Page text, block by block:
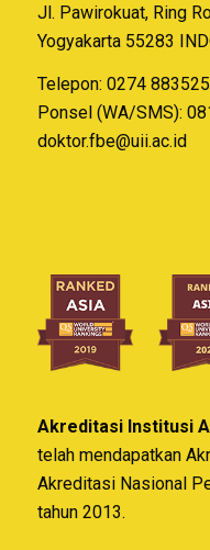
Jl. Pawirokuat, Ring
Yogyakarta 55283
Telepon: 0274
Ponsel (WA/SMS):
doktor.fbe@uii.ac.id
Akreditasi Institusi A
telah mendapatkan
Akreditasi Nasional
tahun 2013.